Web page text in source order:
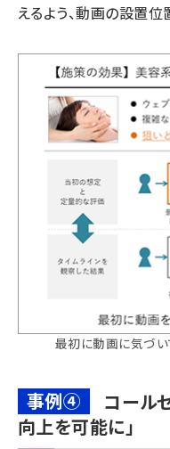
えるよう、動画の設置位
最初に動画に気づい
事例④
コール
向上を可能に」